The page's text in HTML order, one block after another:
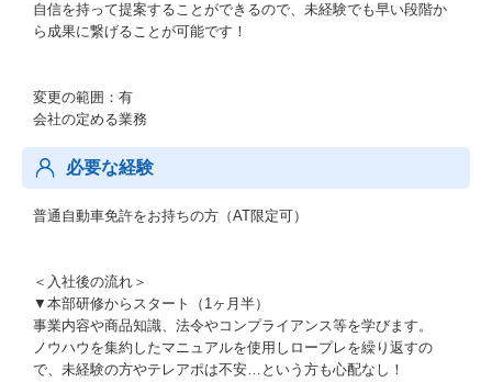
自信を持って提案することができるので、未経験でも早い段階か
ら成果に繋げることが可能です！
変更の範囲：有
会社の定める業務
必要な経験
普通自動車免許をお持ちの方（AT限定可）
＜入社後の流れ＞
▼本部研修からスタート（1ヶ月半）
事業内容や商品知識、法令やコンプライアンス等を学びます。
ノウハウを集約したマニュアルを使用しロープレを繰り返すの
で、未経験の方やテレアポは不安…という方も心配なし！